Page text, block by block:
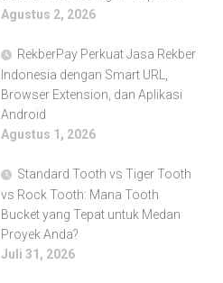
Agustus 2, 2026
RekberPay Perkuat Jasa Rekber
Indonesia dengan Smart URL,
Browser Extension, dan Aplikasi
Android
Agustus 1, 2026
Standard Tooth vs Tiger Tooth
vs Rock Tooth: Mana Tooth
Bucket yang Tepat untuk Medan
Proyek Anda?
Juli 31, 2026